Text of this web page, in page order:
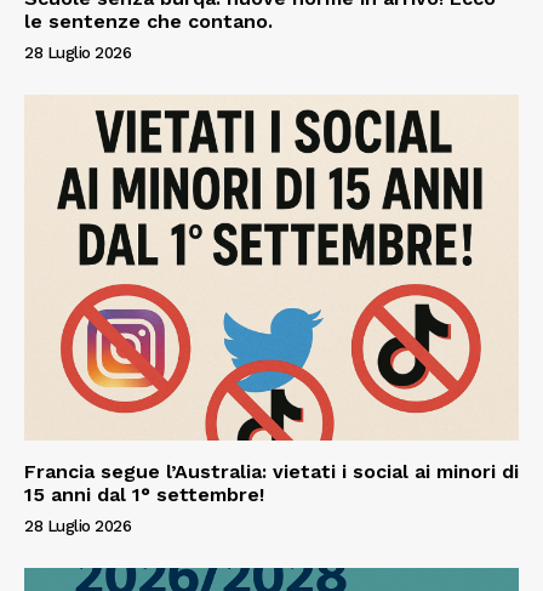
le sentenze che contano.
28 Luglio 2026
Francia segue l’Australia: vietati i social ai minori di
15 anni dal 1° settembre!
28 Luglio 2026